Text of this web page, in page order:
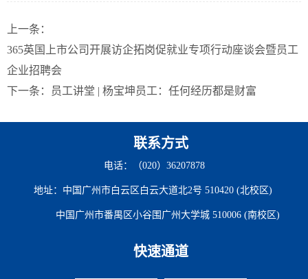
上一条：
365英国上市公司开展访企拓岗促就业专项行动座谈会暨员工
企业招聘会
下一条：
员工讲堂 | 杨宝坤员工：任何经历都是财富
联系方式
电话：（020）36207878
地址：中国广州市白云区白云大道北2号 510420 (北校区)
中国广州市番禺区小谷围广州大学城 510006 (南校区)
快速通道